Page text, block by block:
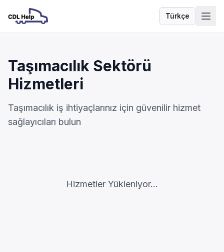
Türkçe
Dil
Taşımacılık Sektörü
Hizmetleri
Taşımacılık iş ihtiyaçlarınız için güvenilir hizmet
sağlayıcıları bulun
Hizmetler Yükleniyor...